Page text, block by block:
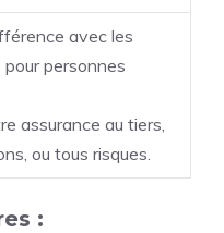
avec les
personnes
assurance au tiers,
ou tous risques.
: